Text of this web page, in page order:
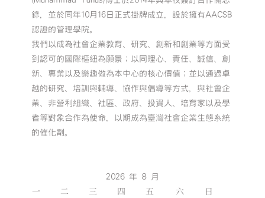
錄，並於同年10月16日正式掛牌成立，設於擁有AACSB
認證的管理學院。
我們以成為社會企業教育、研究、創新和創業等方面受
到認可的國際樞紐為願景；以同理心、責任、誠信、創
新、專業以及樂趣做為本中心的核心價值；並以通過卓
越的研究、培訓與輔導、協作與倡導等方式，與社會企
業、非營利組織、社區、政府、投資人、培育家以及學
者等對象合作為使命，以期成為臺灣社會企業生態系統
的催化劑。
2026 年 8 月
一 二 三 四 五 六 日